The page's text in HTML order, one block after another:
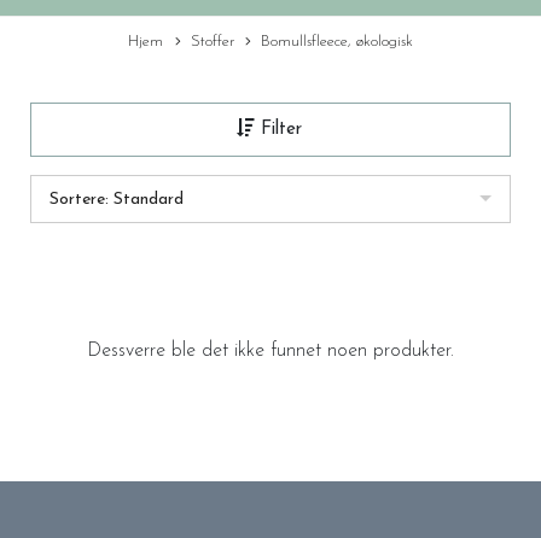
Hjem Stoffer Bomullsfleece, økologisk
Filter
Sortere: Standard
Dessverre ble det ikke funnet noen produkter.